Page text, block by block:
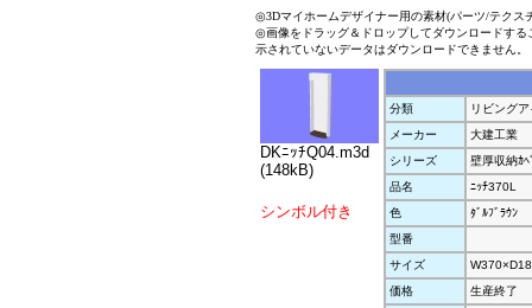
◎3Dマイホームデザイナー用の素材(パーツ/テクス
◎画像をドラッグ＆ドロップしてダウンロードす
示されていないデータはダウンロードできません。
DKﾆｯﾁQ04.m3d
(148kB)
シンボル付き
分類
リビング
メーカー
大建工業
シリーズ
壁厚収納ｶﾍ
品名
ﾆｯﾁ370L
色
ﾀﾞﾙﾌﾞﾗｳﾝ
型番
サイズ
価格
生産終了